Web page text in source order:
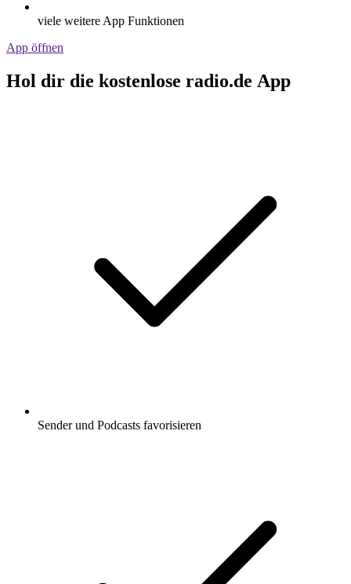
viele weitere App Funktionen
App öffnen
Hol dir die kostenlose radio.de App
Sender und Podcasts favorisieren